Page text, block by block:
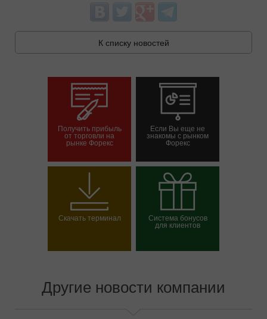
К списку новостей
Получить прибыль
от торговли на
рынке Форекс
счет
Если Вы еще не
знакомы с рынком
Форекс
Открыть демосчет
Скачать терминал Система бонусов
для клиентов
Другие новости компании